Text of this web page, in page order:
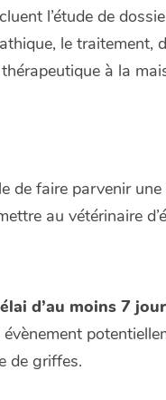
l’étude de
le traitement,
à la
de faire parvenir
au vétérinaire
d’au moins 7
de griffes.